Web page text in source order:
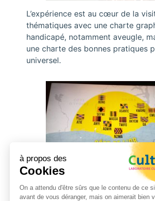
L’expérience est au cœur de la
thématiques avec une charte
handicapé, notamment aveugle,
une charte des bonnes pratiques
universel.
Cerise sur le gâteau : un lieu
juste en face du Ponts des Arts,
à propos des
Cookies
On a attendu d'être sûrs que le contenu de ce
avant de vous déranger, mais on aimerait bien